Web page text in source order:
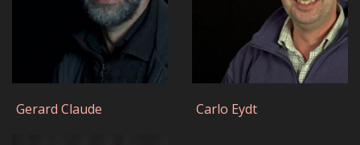
Gerard Claude Carlo Eydt